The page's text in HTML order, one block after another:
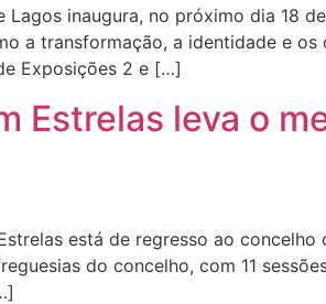
Lagos inaugura, no próximo dia 18
a transformação, a identidade e
Exposições 2 e […]
Estrelas leva o
está de regresso ao
do concelho, com 11